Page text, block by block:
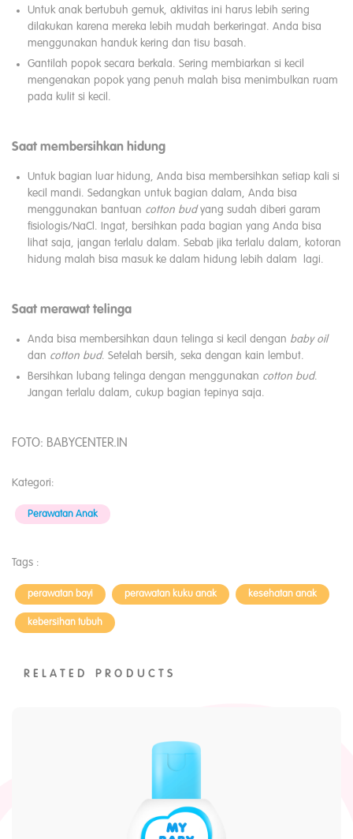
Untuk anak bertubuh gemuk, aktivitas ini harus lebih sering
dilakukan karena mereka lebih mudah berkeringat. Anda bisa
menggunakan handuk kering dan tisu basah.
Gantilah popok secara berkala. Sering membiarkan si kecil
mengenakan popok yang penuh malah bisa menimbulkan ruam
pada kulit si kecil.
Saat membersihkan hidung
Untuk bagian luar hidung, Anda bisa membersihkan setiap kali si
kecil mandi. Sedangkan untuk bagian dalam, Anda bisa
menggunakan bantuan cotton budyang sudah diberi garam
fisiologis/NaCl. Ingat, bersihkan pada bagian yang Anda bisa
lihat saja, jangan terlalu dalam. Sebab jika terlalu dalam, kotoran
hidung malah bisa masuk ke dalam hidung lebih dalam lagi.
Saat merawat telinga
Anda bisa membersihkan daun telinga si kecil dengan baby oil
dan cotton bud. Setelah bersih, seka dengan kain lembut.
Bersihkan lubang telinga dengan menggunakan cotton bud.
Jangan terlalu dalam, cukup bagian tepinya saja.
FOTO: BABYCENTER.IN
Kategori:
Perawatan Anak
Tags :
perawatan bayi perawatan kuku anak kesehatan anak
kebersihan tubuh
RELATED PRODUCTS